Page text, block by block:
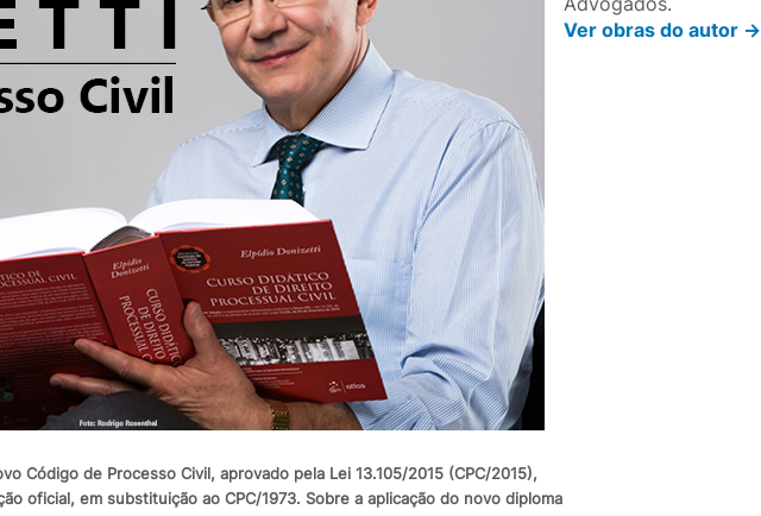
Código de Processo Civil, aprovado pela Lei 13.105/2015 (CPC/2015),
oficial, em substituição ao CPC/1973. Sobre a aplicação do novo diploma
Ver obras do autor ->